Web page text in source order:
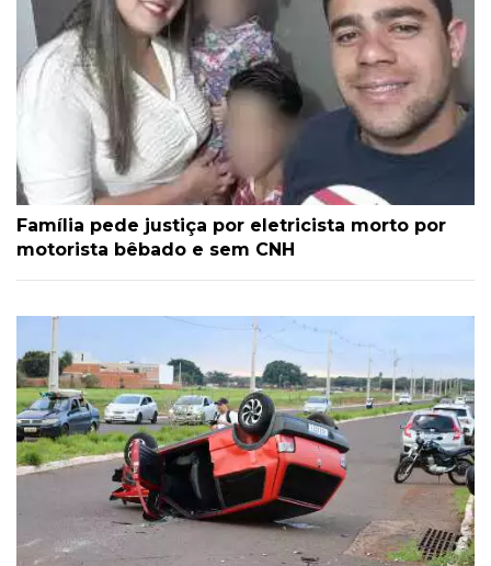
Família pede justiça por eletricista morto por
motorista bêbado e sem CNH